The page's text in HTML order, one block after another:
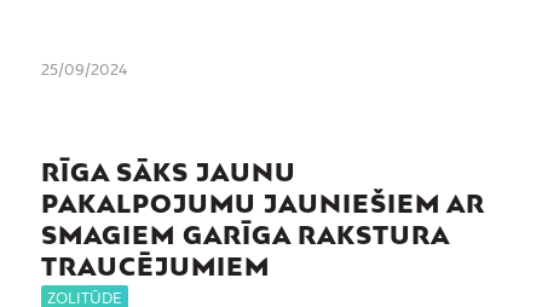
25/09/2024
RĪGA SĀKS JAUNU
PAKALPOJUMU JAUNIEŠIEM AR
SMAGIEM GARĪGA RAKSTURA
TRAUCĒJUMIEM
ZOLITŪDE